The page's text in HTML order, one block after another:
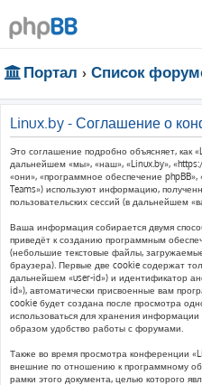
Портал Список
Linux.by - Соглашение о
Это соглашение подробно объясняет, как
дальнейшем «мы», «наш», «Linux.by»,
«они», «программное обеспечение phpBB»,
Teams») используют информацию,
пользовательских сессий (в дальнейшем
Ваша информация собирается двумя
приведёт к созданию программным
(небольшие текстовые файлы,
браузера). Первые две cookie содержат
дальнейшем «user-id») и идентификатор
id»), автоматически присвоенные вам
cookie будет создана после просмотра
использоваться для хранения
образом удобство работы с форумами.
Также во время просмотра конференции
внешние по отношению к программному
рамки этого документа, целью которого